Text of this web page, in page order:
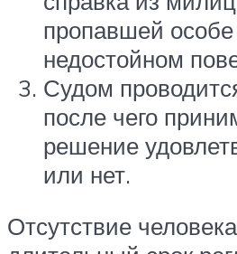
пропавшей
недостойном
Судом
после чего
решение
или нет.
Отсутствие